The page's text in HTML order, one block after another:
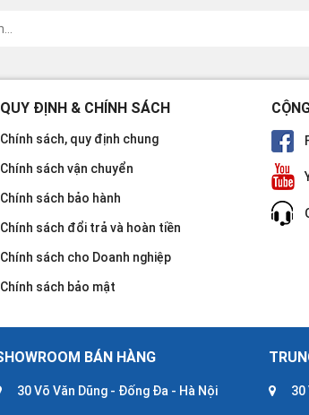
QUY ĐỊNH & CHÍNH SÁCH
Chính sách, quy định chung
Chính sách vận chuyển
Chính sách bảo hành
Chính sách đổi trả và hoàn tiền
Chính sách cho Doanh nghiệp
Chính sách bảo mật
BÁN HÀNG
30 Võ Văn Dũng - Đống Đa - Hà Nội 30